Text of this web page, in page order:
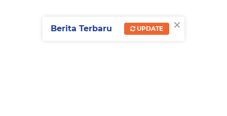
×
Berita Terbaru UPDATE